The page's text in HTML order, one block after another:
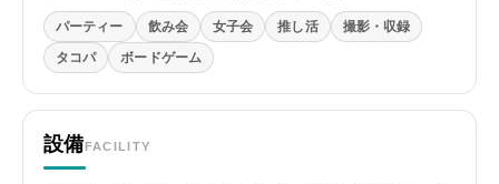
パーティー 飲み会 女子会 推し活
撮影・収録
タコパ
ボードゲーム
設備FACILITY